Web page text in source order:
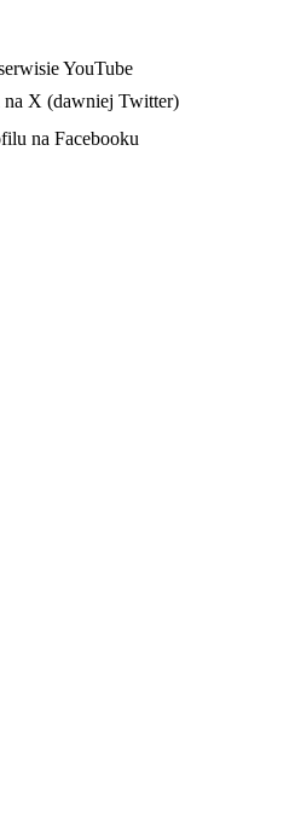
YouTube
na X (dawniej Twitter)
na Facebooku